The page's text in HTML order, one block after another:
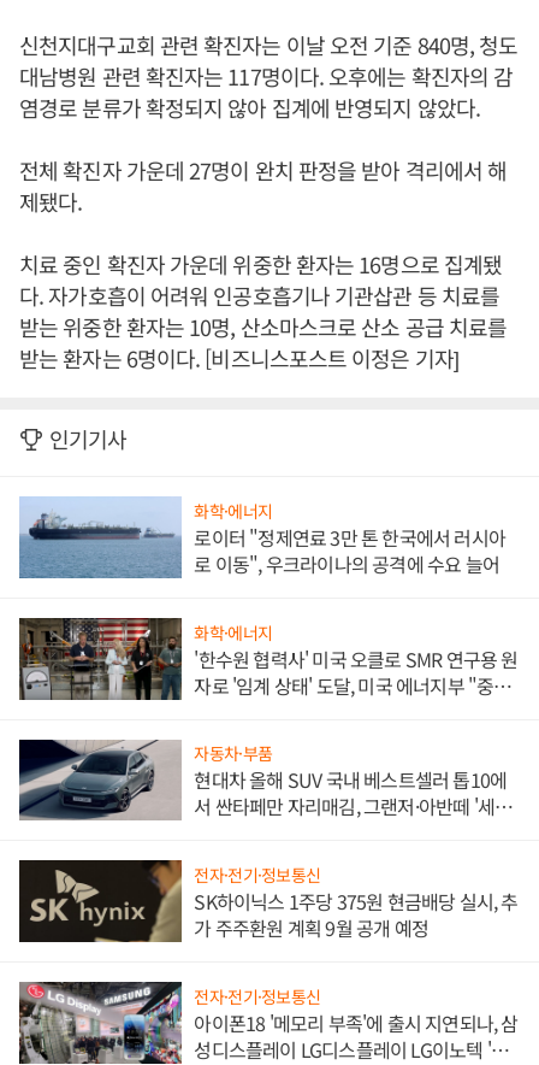
신천지대구교회 관련 확진자는 이날 오전 기준 840명, 청도
대남병원 관련 확진자는 117명이다. 오후에는 확진자의 감
염경로 분류가 확정되지 않아 집계에 반영되지 않았다.
전체 확진자 가운데 27명이 완치 판정을 받아 격리에서 해
제됐다.
치료 중인 확진자 가운데 위중한 환자는 16명으로 집계됐
다. 자가호흡이 어려워 인공호흡기나 기관삽관 등 치료를
받는 위중한 환자는 10명, 산소마스크로 산소 공급 치료를
받는 환자는 6명이다. [비즈니스포스트 이정은 기자]
인기기사
화학·에너지
로이터 "정제연료 3만 톤 한국에서 러시아
로 이동", 우크라이나의 공격에 수요 늘어
화학·에너지
'한수원 협력사' 미국 오클로 SMR 연구용 원
자로 '임계 상태' 도달, 미국 에너지부 "중요
자동차·부품
현대차 올해 SUV 국내 베스트셀러 톱10에
서 싼타페만 자리매김, 그랜저·아반떼 '세단
전자·전기·정보통신
SK하이닉스 1주당 375원 현금배당 실시, 추
가 주주환원 계획 9월 공개 예정
전자·전기·정보통신
아이폰18 '메모리 부족'에 출시 지연되나, 삼
성디스플레이 LG디스플레이 LG이노텍 '탈